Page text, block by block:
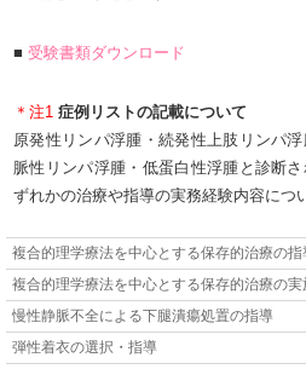
■ 受験書類ダウンロード
＊注1 症例リストの記載について
原発性リンパ浮腫・続発性上肢リンパ
脈性リンパ浮腫・低蛋白性浮腫と診断
ずれかの治療や指導の実務経験内容につ
複合的理学療法を中心とする保存的治療の指
複合的理学療法を中心とする保存的治療の実
慢性静脈不全による下腿潰瘍処置の指導
弾性着衣の選択・指導